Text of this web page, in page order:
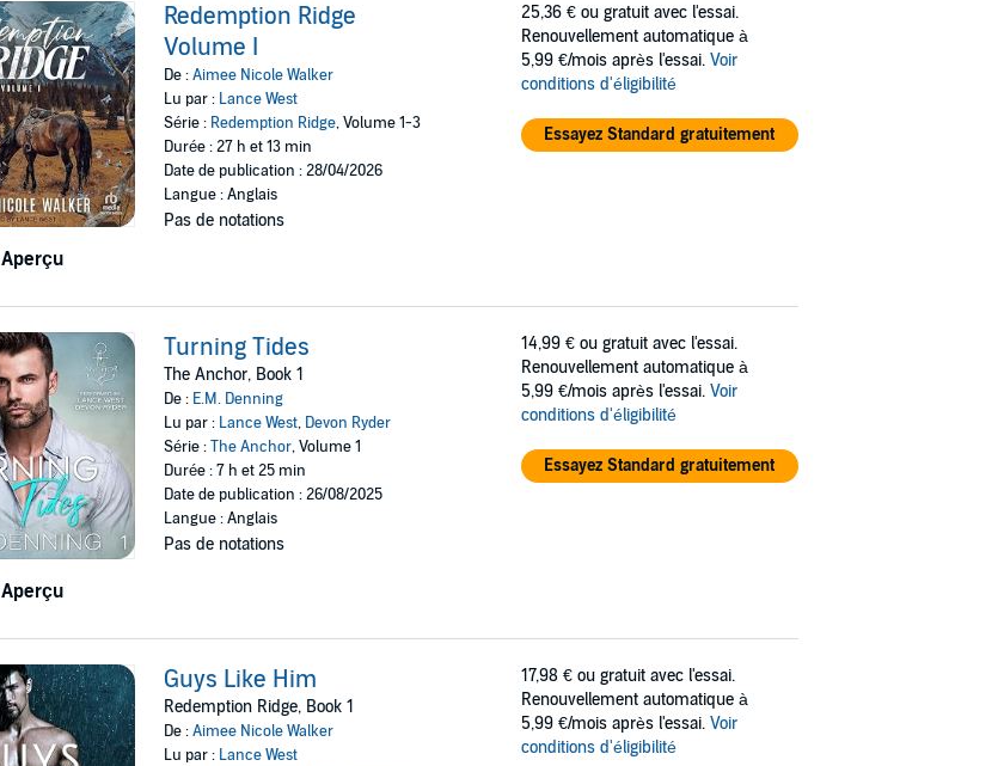
Aperçu
Redemption Ridge
Volume I
De :Aimee Nicole Walker
Lu par : Lance West
Série : Redemption Ridge, Volume 1-3
Durée : 27 h et 13 min
Date de publication : 28/04/2026
Langue : Anglais
Pas de notations
25,36 € ou gratuit avec l'essai.
Renouvellement automatique à
5,99 €/mois après l'essai. Voir
conditions d'éligibilité
Essayez Standard gratuitement
Aperçu
Turning Tides
The Anchor, Book 1
De : E.M. Denning
Lu par : Lance West, Devon Ryder
Série :The Anchor, Volume 1
Durée : 7 h et 25 min
Date de publication : 26/08/2025
Langue : Anglais
Pas de notations
14,99 € ou gratuit avec l'essai.
Renouvellement automatique à
5,99 €/mois après l'essai. Voir
conditions d'éligibilité
Essayez Standard gratuitement
Guys Like Him
Redemption Ridge, Book 1
De :Aimee Nicole Walker
Lu par : Lance West
17,98 € ou gratuit avec l'essai.
Renouvellement automatique à
5,99 €/mois après l'essai. Voir
conditions d'éligibilité